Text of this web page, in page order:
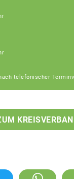
telefonischer